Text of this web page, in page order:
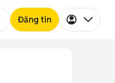
Đăng tin